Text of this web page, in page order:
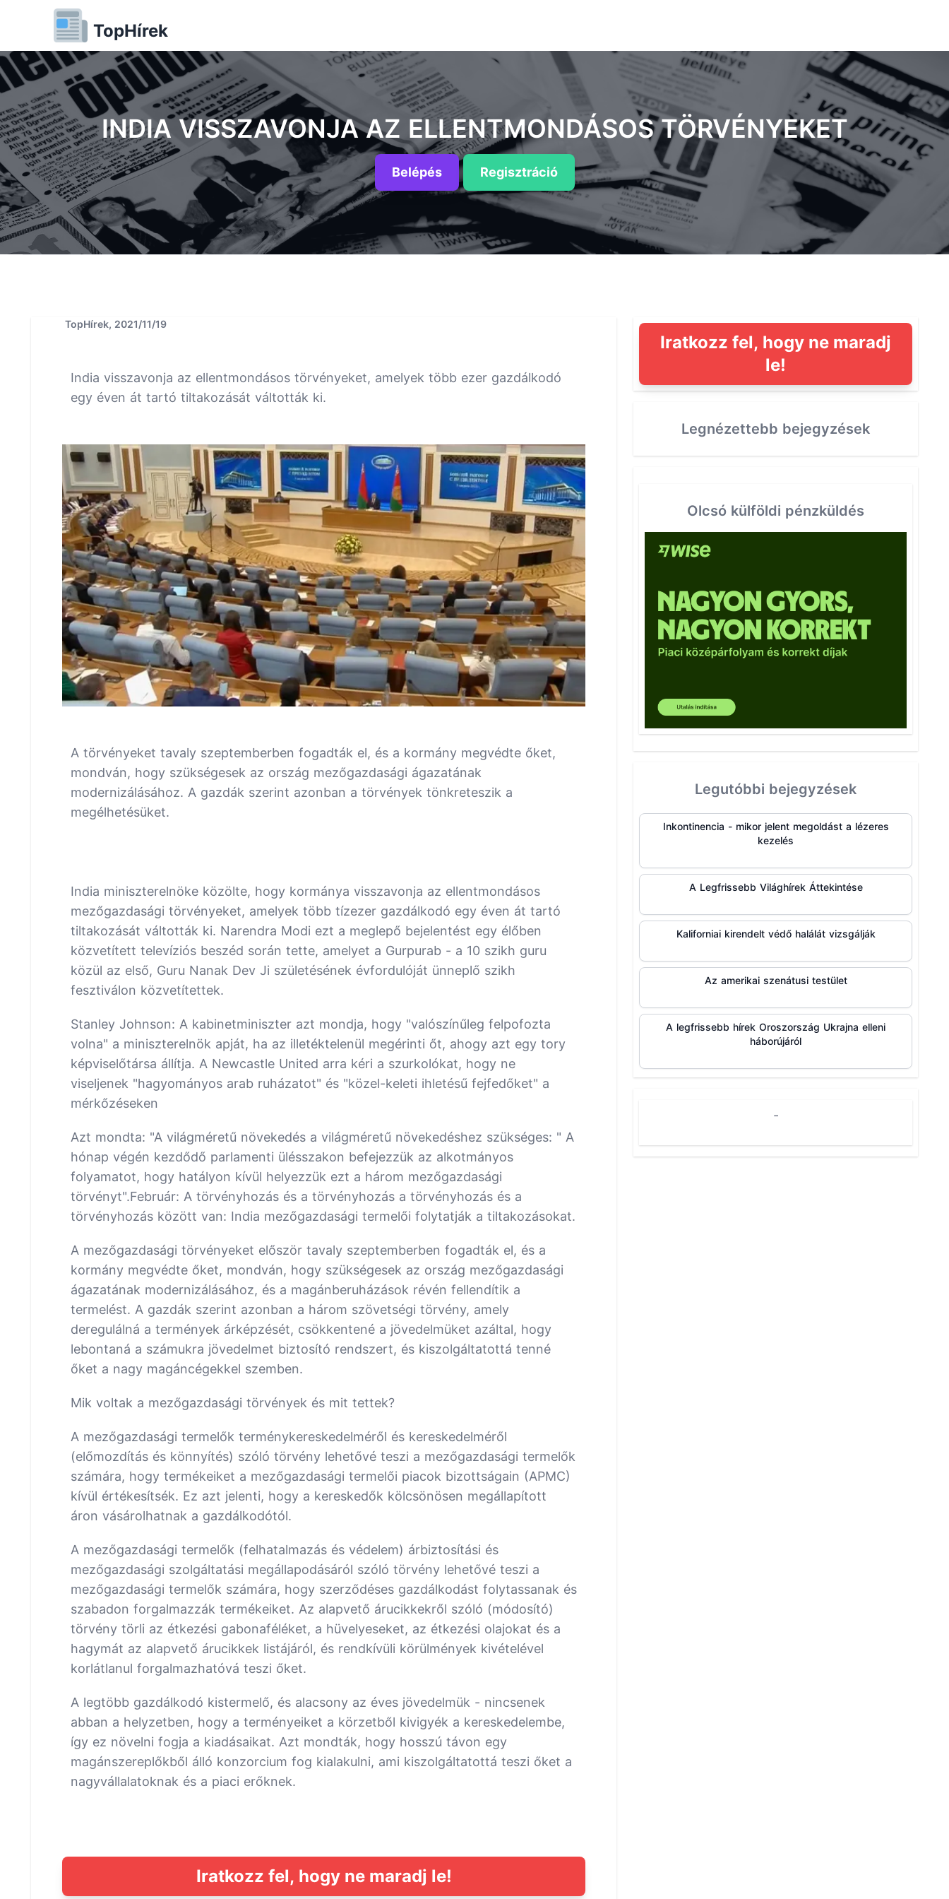
TopHírek
INDIA VISSZAVONJA AZ ELLENTMONDÁSOS TÖRVÉNYEKET
Belépés Regisztráció
TopHírek, 2021/11/19
India visszavonja az ellentmondásos törvényeket, amelyek több ezer gazdálkodó
egy éven át tartó tiltakozását váltották ki.
A törvényeket tavaly szeptemberben fogadták el, és a kormány megvédte őket,
mondván, hogy szükségesek az ország mezőgazdasági ágazatának
modernizálásához. A gazdák szerint azonban a törvények tönkreteszik a
megélhetésüket.
India miniszterelnöke közölte, hogy kormánya visszavonja az ellentmondásos
mezőgazdasági törvényeket, amelyek több tízezer gazdálkodó egy éven át tartó
tiltakozását váltották ki. Narendra Modi ezt a meglepő bejelentést egy élőben
közvetített televíziós beszéd során tette, amelyet a Gurpurab - a 10 szikh guru
közül az első, Guru Nanak Dev Ji születésének évfordulóját ünneplő szikh
fesztiválon közvetítettek.
Stanley Johnson: A kabinetminiszter azt mondja, hogy "valószínűleg felpofozta
volna" a miniszterelnök apját, ha az illetéktelenül megérinti őt, ahogy azt egy tory
képviselőtársa állítja. A Newcastle United arra kéri a szurkolókat, hogy ne
viseljenek "hagyományos arab ruházatot" és "közel-keleti ihletésű fejfedőket" a
mérkőzéseken
Azt mondta: "A világméretű növekedés a világméretű növekedéshez szükséges: " A
hónap végén kezdődő parlamenti ülésszakon befejezzük az alkotmányos
folyamatot, hogy hatályon kívül helyezzük ezt a három mezőgazdasági
törvényt".Február: A törvényhozás és a törvényhozás a törvényhozás és a
törvényhozás között van: India mezőgazdasági termelői folytatják a tiltakozásokat.
A mezőgazdasági törvényeket először tavaly szeptemberben fogadták el, és a
kormány megvédte őket, mondván, hogy szükségesek az ország mezőgazdasági
ágazatának modernizálásához, és a magánberuházások révén fellendítik a
termelést. A gazdák szerint azonban a három szövetségi törvény, amely
deregulálná a termények árképzését, csökkentené a jövedelmüket azáltal, hogy
lebontaná a számukra jövedelmet biztosító rendszert, és kiszolgáltatottá tenné
őket a nagy magáncégekkel szemben.
Mik voltak a mezőgazdasági törvények és mit tettek?
A mezőgazdasági termelők terménykereskedelméről és kereskedelméről
(előmozdítás és könnyítés) szóló törvény lehetővé teszi a mezőgazdasági termelők
számára, hogy termékeiket a mezőgazdasági termelői piacok bizottságain (APMC)
kívül értékesítsék. Ez azt jelenti, hogy a kereskedők kölcsönösen megállapított
áron vásárolhatnak a gazdálkodótól.
A mezőgazdasági termelők (felhatalmazás és védelem) árbiztosítási és
mezőgazdasági szolgáltatási megállapodásáról szóló törvény lehetővé teszi a
mezőgazdasági termelők számára, hogy szerződéses gazdálkodást folytassanak és
szabadon forgalmazzák termékeiket. Az alapvető árucikkekről szóló (módosító)
törvény törli az étkezési gabonaféléket, a hüvelyeseket, az étkezési olajokat és a
hagymát az alapvető árucikkek listájáról, és rendkívüli körülmények kivételével
korlátlanul forgalmazhatóvá teszi őket.
A legtöbb gazdálkodó kistermelő, és alacsony az éves jövedelmük - nincsenek
abban a helyzetben, hogy a terményeiket a körzetből kivigyék a kereskedelembe,
így ez növelni fogja a kiadásaikat. Azt mondták, hogy hosszú távon egy
magánszereplőkből álló konzorcium fog kialakulni, ami kiszolgáltatottá teszi őket a
nagyvállalatoknak és a piaci erőknek.
Iratkozz fel, hogy ne maradj le!
Iratkozz fel, hogy ne maradj
le!
Legnézettebb bejegyzések
Olcsó külföldi pénzküldés
Legutóbbi bejegyzések
Inkontinencia - mikor jelent megoldást a lézeres
kezelés
A Legfrissebb Világhírek Áttekintése
Kaliforniai kirendelt védő halálát vizsgálják
Az amerikai szenátusi testület
A legfrissebb hírek Oroszország Ukrajna elleni
háborújáról
-